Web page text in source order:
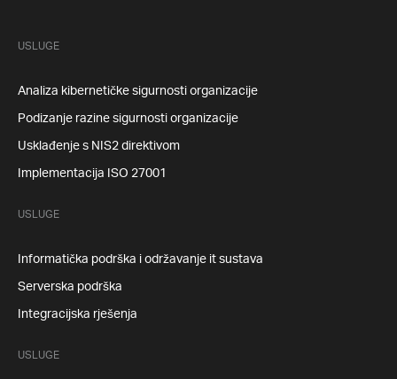
USLUGE
Analiza kibernetičke sigurnosti organizacije
Podizanje razine sigurnosti organizacije
Usklađenje s NIS2 direktivom
Implementacija ISO 27001
USLUGE
Informatička podrška i održavanje it sustava
Serverska podrška
Integracijska rješenja
USLUGE